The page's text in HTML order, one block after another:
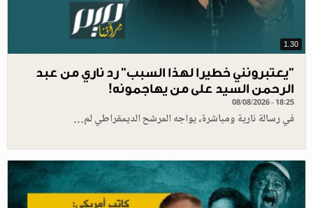
1.30
"يعتبرونني خطيرا لهذا السبب" رد ناري من عبد
الرحمن السيد على من يهاجمونه!
08/08/2026 - 18:25
في رسالة نارية ومباشرة، يواجه المرشح الديمقراطي لم…